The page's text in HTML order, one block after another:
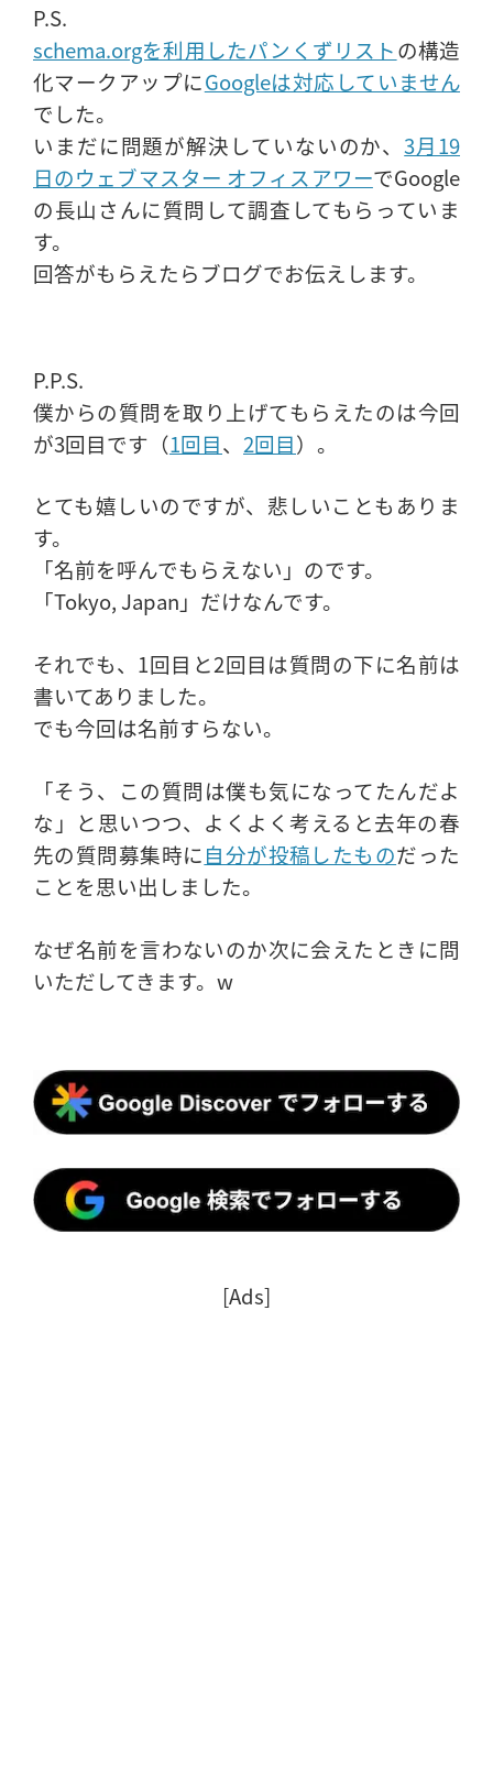
P.S.
schema.orgを利用したパンくずリストの構造
化マークアップにGoogleは対応していません
でした。
いまだに問題が解決していないのか、3月19
日のウェブマスター オフィスアワーでGoogle
の長山さんに質問して調査してもらっていま
す。
回答がもらえたらブログでお伝えします。
P.P.S.
僕からの質問を取り上げてもらえたのは今回
が3回目です（1回目、 2回目）。
とても嬉しいのですが、悲しいこともありま
す。
「名前を呼んでもらえない」のです。
「Tokyo, Japan」だけなんです。
それでも、1回目と2回目は質問の下に名前は
書いてありました。
でも今回は名前すらない。
「そう、この質問は僕も気になってたんだよ
な」と思いつつ、よくよく考えると去年の春
先の質問募集時に自分が投稿したものだった
ことを思い出しました。
なぜ名前を言わないのか次に会えたときに問
いただしてきます。w
[Ads]